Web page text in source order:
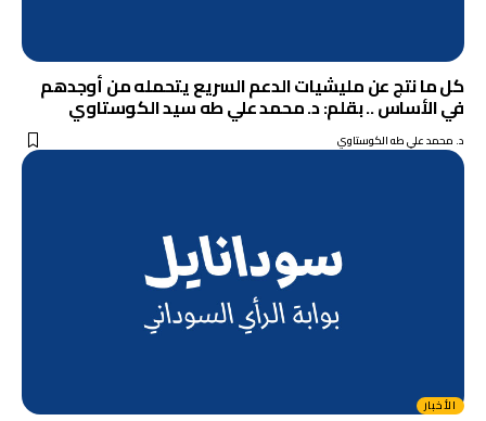
كل ما نتج عن مليشيات الدعم السريع يتحمله من أوجدهم
في الأساس .. بقلم: د. محمد علي طه سيد الكوستاوي
د. محمد علي طه الكوستاوي
الأخبار